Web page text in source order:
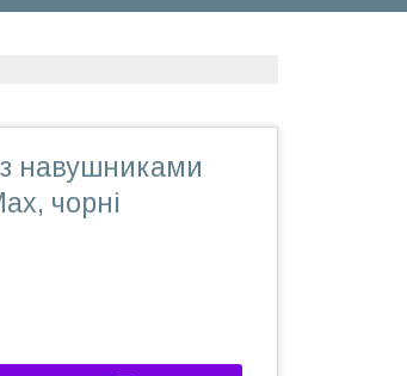
навушниками
чорні